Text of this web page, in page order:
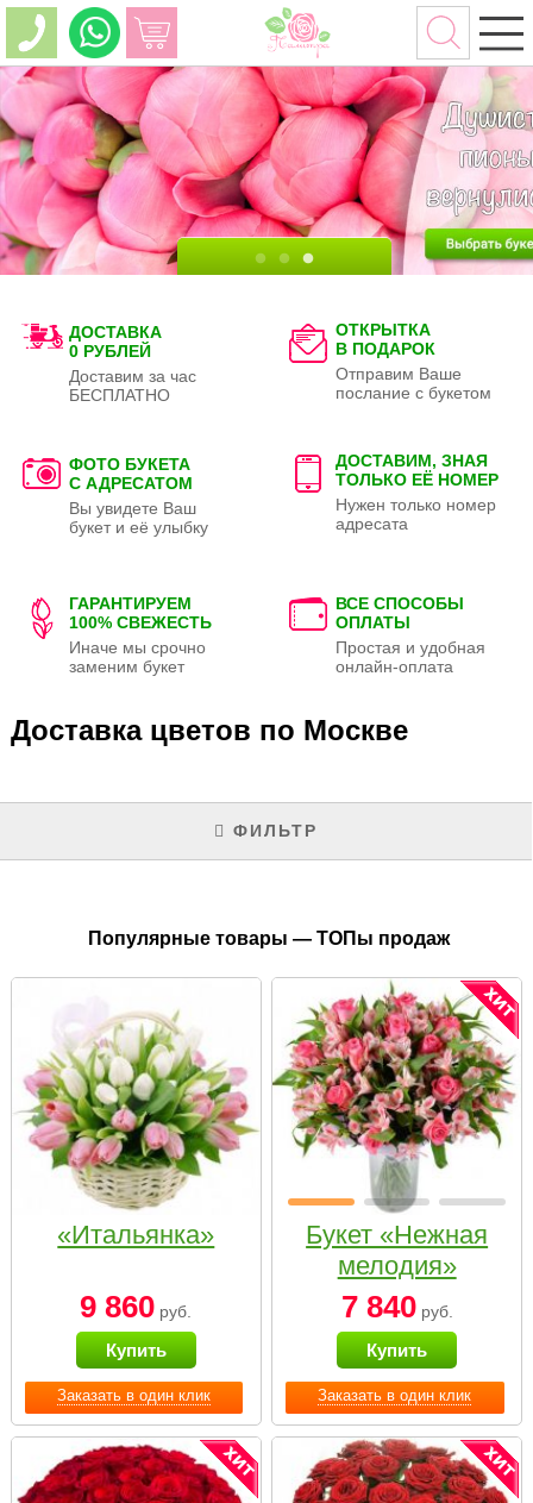
ДОСТАВКА
0 РУБЛЕЙ
Доставим за час
БЕСПЛАТНО
ОТКРЫТКА
В ПОДАРОК
Отправим Ваше
послание с букетом
ФОТО БУКЕТА
С АДРЕСАТОМ
Вы увидете Ваш
букет и её улыбку
ДОСТАВИМ, ЗНАЯ
ТОЛЬКО ЕЁ НОМЕР
Нужен только номер
адресата
ГАРАНТИРУЕМ
100% СВЕЖЕСТЬ
Иначе мы срочно
заменим букет
ВСЕ СПОСОБЫ
ОПЛАТЫ
Простая и удобная
онлайн-оплата
Доставка цветов по Москве
ФИЛЬТР
Популярные товары — ТОПы продаж
Заказать в один клик
«Итальянка»
9 860 руб.
Купить
Заказать в один клик
Букет «Нежная
мелодия»
7 840руб.
Купить